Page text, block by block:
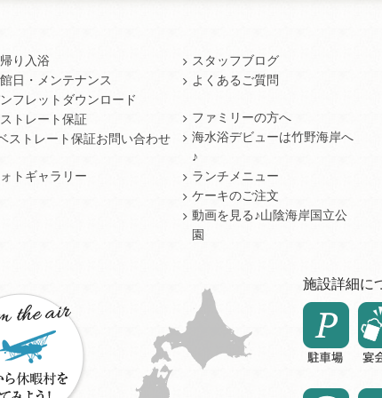
り入浴
日・メンテナンス
フレットダウンロード
トレート保証
ストレート保証お問い合わせ
トギャラリー
スタッフブログ
よくあるご質問
ファミリーの方へ
海水浴デビューは竹野海岸へ
♪
ランチメニュー
ケーキのご注文
動画を見る♪山陰海岸国立公
園
施設詳細に